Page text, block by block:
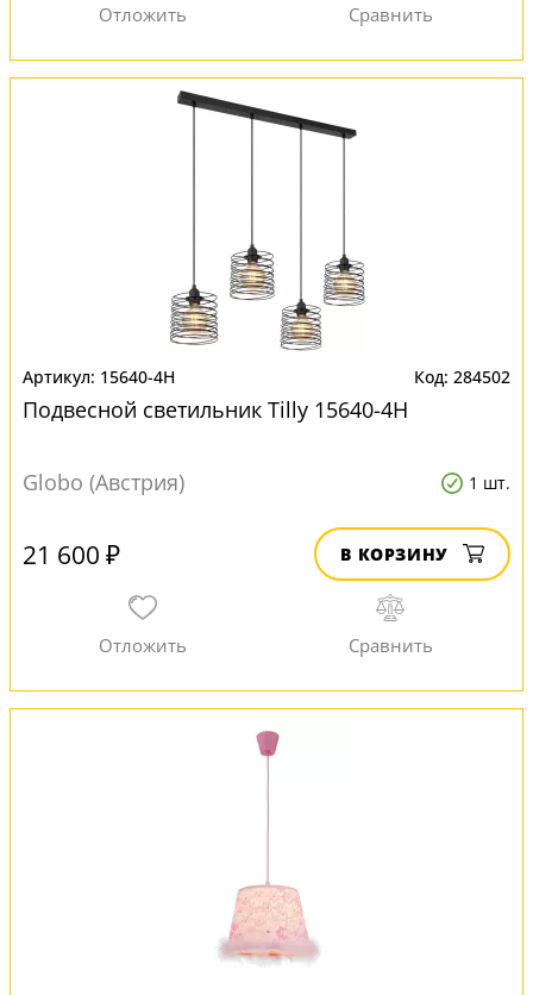
15640-4H 284502
Подвесной светильник Tilly 15640-4H
Globo (Австрия) 1 шт.
21 600 ₽ В КОРЗИНУ